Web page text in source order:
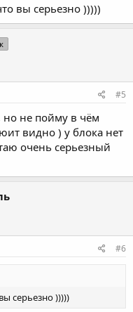
вы серьезно )))))
#5
не пойму в чём
видно ) у блока нет
очень серьезный
#6
серьезно )))))